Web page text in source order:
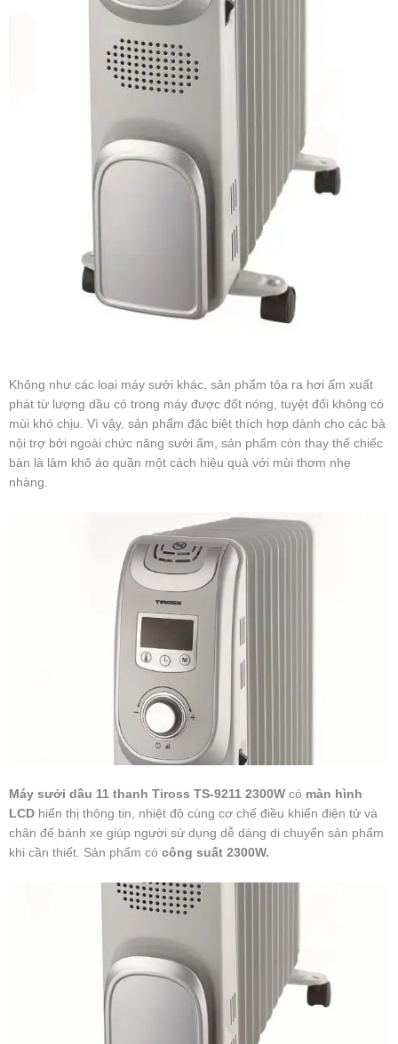
Không như các loại máy sưởi khác, sản phẩm tỏa ra hơi ấm xuất
phát từ lượng dầu có trong máy được đốt nóng, tuyệt đối không có
mùi khó chịu. Vì vậy, sản phẩm đặc biệt thích hợp dành cho các bà
nội trợ bởi ngoài chức năng sưởi ấm, sản phẩm còn thay thế chiếc
bàn là làm khô áo quần một cách hiệu quả với mùi thơm nhẹ
nhàng.
Máy sưởi dầu 11 thanh Tiross TS-9211 2300W có màn hình
LCD hiển thị thông tin, nhiệt độ cùng cơ chế điều khiển điện tử và
chân đế bánh xe giúp người sử dụng dễ dàng di chuyển sản phẩm
khi cần thiết. Sản phẩm có công suất 2300W.